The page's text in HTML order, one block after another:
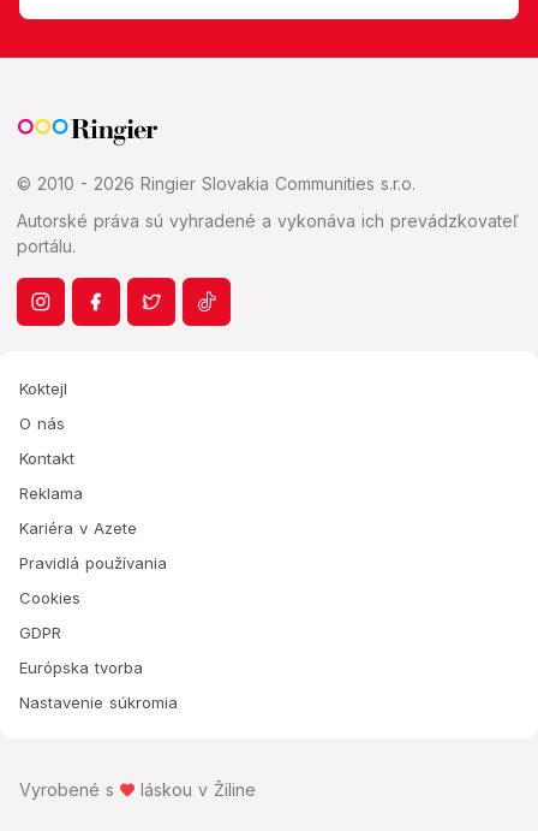
© 2010 - 2026 Ringier Slovakia Communities s.r.o.
Autorské práva sú vyhradené a vykonáva ich prevádzkovateľ
portálu.
Koktejl
O nás
Kontakt
Reklama
Kariéra v Azete
Pravidlá používania
Cookies
GDPR
Európska tvorba
Nastavenie súkromia
Vyrobené s láskou v Žiline